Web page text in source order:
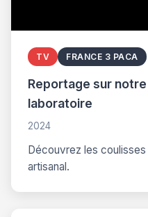
TV FRANCE 3 PACA
Reportage sur
laboratoire
2024
Découvrez les
artisanal.